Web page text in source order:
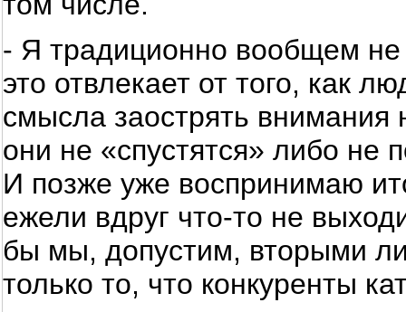
- Я традиционно вообщем не
это отвлекает от того, как
смысла заострять внимания
они не «спустятся» либо не
И позже уже воспринимаю
ежели вдруг что-то не
бы мы, допустим, вторыми
только то, что конкуренты